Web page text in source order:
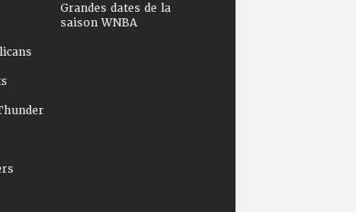
Grandes dates de la
saison WNBA